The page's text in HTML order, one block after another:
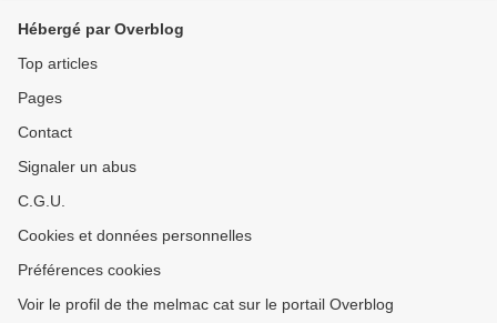
Hébergé par Overblog
Top articles
Pages
Contact
Signaler un abus
C.G.U.
Cookies et données personnelles
Préférences cookies
Voir le profil de the melmac cat sur le portail Overblog